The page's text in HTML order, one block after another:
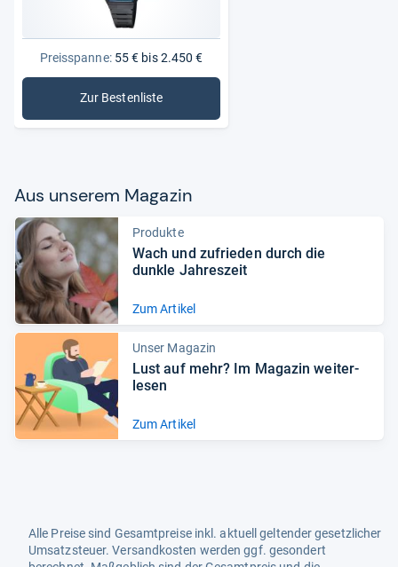
Preisspanne:55 € bis 2.450 €
Zur Bestenliste
: Uhren
Aus unse­rem Maga­zin
Produkte
Wach und zufrie­den durch die
dunkle Jah­res­zeit
Zum Artikel
Unser Magazin
Lust auf mehr? Im Maga­zin wei­ter­
le­sen
Zum Artikel
Alle Preise sind Gesamtpreise inkl. aktuell geltender gesetzlicher
Umsatzsteuer. Versandkosten werden ggf. gesondert